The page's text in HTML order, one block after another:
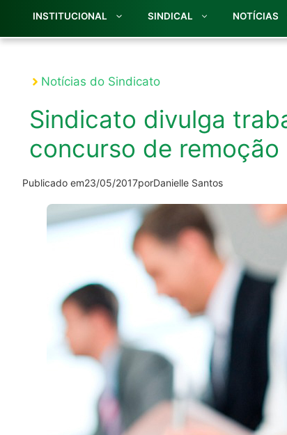
INSTITUCIONAL SINDICAL NOTÍCIAS
Notícias do Sindicato
Sindicato divulga
concurso de remoção
Publicado em23/05/2017porDanielle Santos